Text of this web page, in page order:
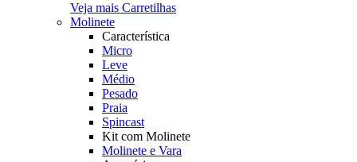
Veja mais Carretilhas
Molinete
Característica
Micro
Leve
Médio
Pesado
Praia
Spincast
Kit com Molinete
Molinete e Vara